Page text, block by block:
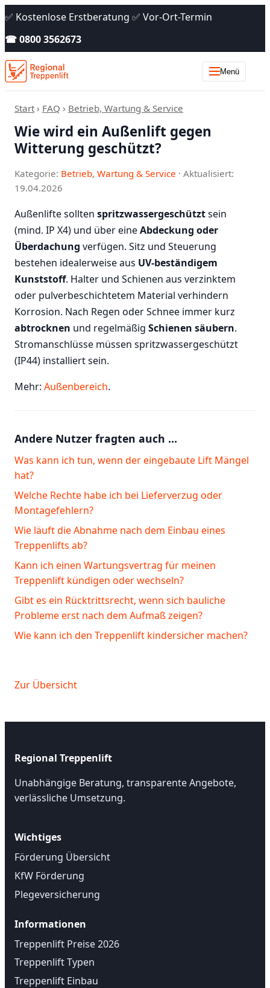
✅ Kostenlose Erstberatung ✅ Vor-Ort-Termin
☎ 0800 3562673
Menü
Start › FAQ › Betrieb, Wartung & Service
Wie wird ein Außenlift gegen
Witterung geschützt?
Kategorie: Betrieb, Wartung & Service · Aktualisiert:
19.04.2026
Außenlifte sollten spritzwassergeschütztsein
(mind. IP X4) und über eineAbdeckung oder
Überdachung verfügen. Sitz und Steuerung
bestehen idealerweise aus UV-beständigem
Kunststoff. Halter und Schienen aus verzinktem
oder pulverbeschichtetem Material verhindern
Korrosion. Nach Regen oder Schnee immer kurz
abtrocknen und regelmäßig Schienen säubern.
Stromanschlüsse müssen spritzwassergeschützt
(IP44) installiert sein.
Mehr: Außenbereich.
Andere Nutzer fragten auch …
Was kann ich tun, wenn der eingebaute Lift Mängel
hat?
Welche Rechte habe ich bei Lieferverzug oder
Montagefehlern?
Wie läuft die Abnahme nach dem Einbau eines
Treppenlifts ab?
Kann ich einen Wartungsvertrag für meinen
Treppenlift kündigen oder wechseln?
Gibt es ein Rücktrittsrecht, wenn sich bauliche
Probleme erst nach dem Aufmaß zeigen?
Wie kann ich den Treppenlift kindersicher machen?
Zur Übersicht
Regional Treppenlift
Unabhängige Beratung, transparente Angebote,
verlässliche Umsetzung.
Wichtiges
Förderung Übersicht
KfW Förderung
Plegeversicherung
Informationen
Treppenlift Preise 2026
Treppenlift Typen
Treppenlift Einbau